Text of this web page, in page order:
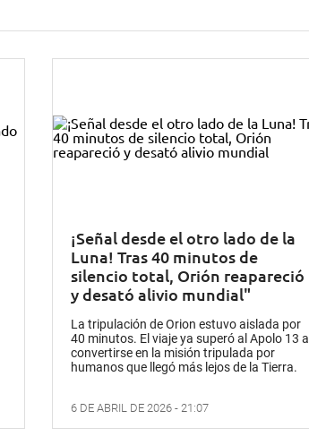
¡Señal desde el otro lado de la
Luna! Tras 40 minutos de
silencio total, Orión reapareció
y desató alivio mundial"
La tripulación de Orion estuvo aislada por
40 minutos. El viaje ya superó al Apolo 13 al
convertirse en la misión tripulada por
humanos que llegó más lejos de la Tierra.
6 DE ABRIL DE 2026 - 21:07